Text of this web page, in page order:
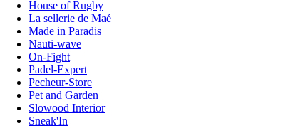
House of Rugby
La sellerie de Maé
Made in Paradis
Nauti-wave
On-Fight
Padel-Expert
Pecheur-Store
Pet and Garden
Slowood Interior
Sneak'In